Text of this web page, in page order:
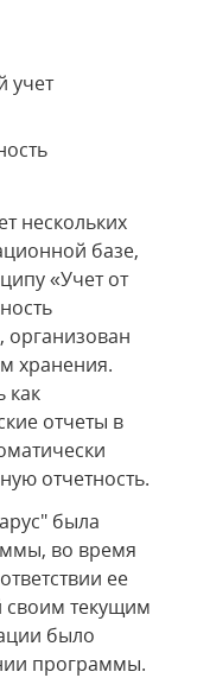
учет
нескольких
базе,
«Учет от
хранения.
как
отчеты в
отчетность.
была
во время
ее
своим текущим
было
программы.